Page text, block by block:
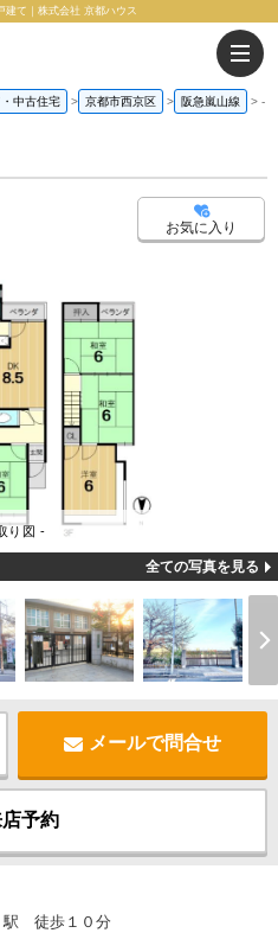
建て｜株式会社 京都ハウス
中古住宅 京都市西京区 阪急嵐山線 -
お気に入り
り図 -
全ての写真を見る
メールで問合せ
予約
駅 徒歩１０分